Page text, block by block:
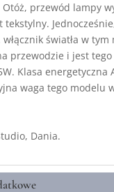
przewód lampy
światła w tym
przewodzie i jest
Klasa energetyczna
waga tego modelu
Dania.